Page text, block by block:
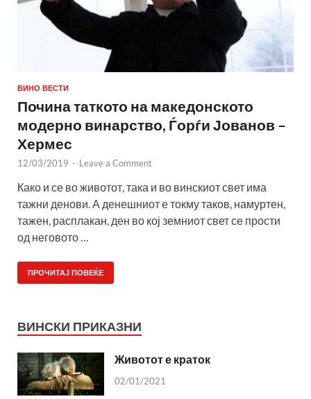
ВИНО ВЕСТИ
Почина таткото на македонското
модерно винарство, Ѓорѓи Јованов –
Хермес
12/03/2019 - Leave a Comment
Како и се во животот, така и во винскиот свет има
тажни денови. А денешниот е токму таков, намуртен,
тажен, расплакан, ден во кој земниот свет се прости
од неговото …
ПРОЧИТАЈ ПОВЕЌЕ
ВИНСКИ ПРИКАЗНИ
Животот е краток
02/01/2021